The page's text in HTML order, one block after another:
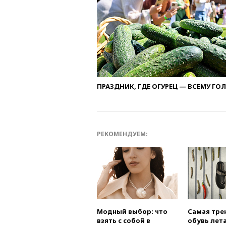
ПРАЗДНИК, ГДЕ ОГУРЕЦ — ВСЕМУ
РЕКОМЕНДУЕМ:
Модный выбор: что
взять с собой в
Самая
обувь